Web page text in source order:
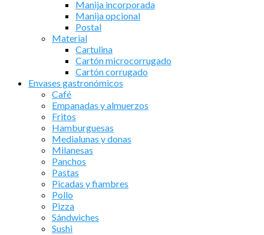
Manija incorporada
Manija opcional
Postal
Material
Cartulina
Cartón microcorrugado
Cartón corrugado
Envases gastronómicos
Café
Empanadas y almuerzos
Fritos
Hamburguesas
Medialunas y donas
Milanesas
Panchos
Pastas
Picadas y fiambres
Pollo
Pizza
Sándwiches
Sushi